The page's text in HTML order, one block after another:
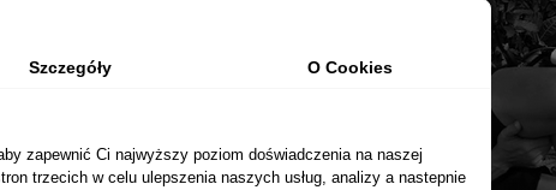
Szczegóły O Cookies
zapewnić Ci najwyższy poziom doświadczenia na naszej
trzecich w celu ulepszenia naszych usług, analizy a nastepnie